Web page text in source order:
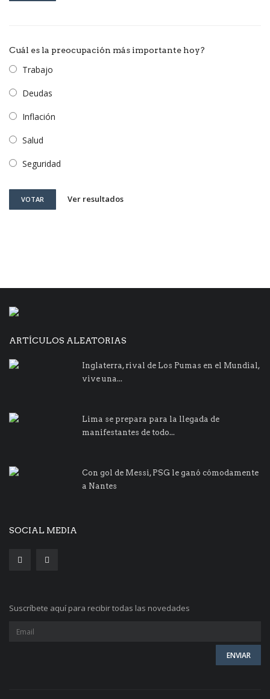
Cuál es la preocupación más importante hoy?
Trabajo
Deudas
Inflación
Salud
Seguridad
VOTAR Ver resultados
ARTÍCULOS ALEATORIAS
Inglaterra, rival de Los Pumas en el Mundial,
vive una...
Lima se prepara para la llegada de
manifestantes de todo...
Con gol de Messi, PSG le ganó cómodamente
a Nantes
SOCIAL MEDIA
Suscríbete aquí para recibir todas las novedades